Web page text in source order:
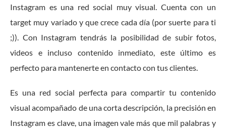
Instagram es una red social muy visual. Cuenta con un
target muy variado y que crece cada día (por suerte para ti
;)). Con Instagram tendrás la posibilidad de subir fotos,
videos e incluso contenido inmediato, este último es
perfecto para mantenerte en contacto con tus clientes.
Es una red social perfecta para compartir tu contenido
visual acompañado de una corta descripción, la precisión en
Instagram es clave, una imagen vale más que mil palabras y